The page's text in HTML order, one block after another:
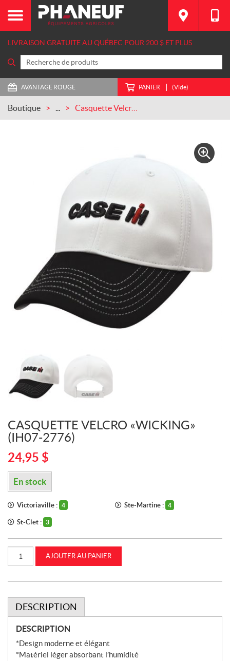
LIVRAISON GRATUITE AU QUÉBEC POUR 200 $ ET PLUS
AVANTAGE ROUGE PANIER (Vide)
Boutique ...
CASQUETTE VELCRO «WICKING»
(IH07-2776)
24,95 $
En stock
Victoriaville : 4 Ste-Martine : 4
St-Clet : 3
Casquette
«Wicking»
2776)
AJOUTER AU PANIER
DESCRIPTION
DESCRIPTION
*Design moderne et élégant
*Matériel léger absorbant l’humidité